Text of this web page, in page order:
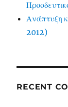
Ανάπτυξη
2012)
RECENT